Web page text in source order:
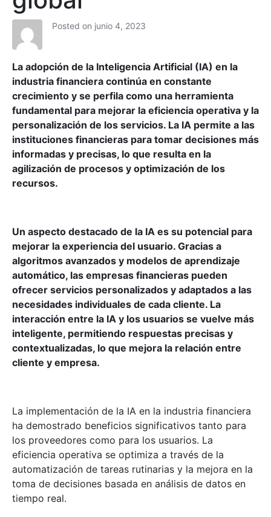
Posted on junio 4, 2023
La adopción de la Inteligencia Artificial (IA) en la
industria financiera continúa en constante
crecimiento y se perfila como una herramienta
fundamental para mejorar la eficiencia operativa y la
personalización de los servicios. La IA permite a las
instituciones financieras para tomar decisiones más
informadas y precisas, lo que resulta en la
agilización de procesos y optimización de los
recursos.
Un aspecto destacado de la IA es su potencial para
mejorar la experiencia del usuario. Gracias a
algoritmos avanzados y modelos de aprendizaje
automático, las empresas financieras pueden
ofrecer servicios personalizados y adaptados a las
necesidades individuales de cada cliente. La
interacción entre la IA y los usuarios se vuelve más
inteligente, permitiendo respuestas precisas y
contextualizadas, lo que mejora la relación entre
cliente y empresa.
La implementación de la IA en la industria financiera
ha demostrado beneficios significativos tanto para
los proveedores como para los usuarios. La
eficiencia operativa se optimiza a través de la
automatización de tareas rutinarias y la mejora en la
toma de decisiones basada en análisis de datos en
tiempo real.